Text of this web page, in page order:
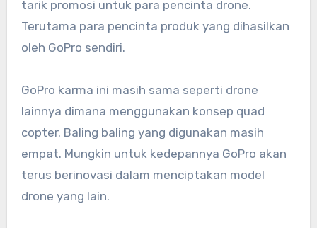
tarik promosi untuk para pencinta drone.
Terutama para pencinta produk yang dihasilkan
oleh GoPro sendiri.
GoPro karma ini masih sama seperti drone
lainnya dimana menggunakan konsep quad
copter. Baling baling yang digunakan masih
empat. Mungkin untuk kedepannya GoPro akan
terus berinovasi dalam menciptakan model
drone yang lain.